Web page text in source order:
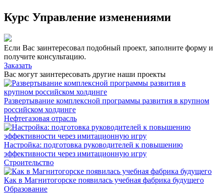
Курс Управление изменениями
Если Вас заинтересовал подобный проект, заполните форму и
получите консультацию.
Заказать
Вас могут заинтересовать другие наши проекты
Развертывание комплексной программы развития в крупном
российском холдинге
Нефтегазовая отрасль
Настройка: подготовка руководителей к повышению
эффективности через имитационную игру
Строительство
Как в Магнитогорске появилась учебная фабрика будущего
Образование